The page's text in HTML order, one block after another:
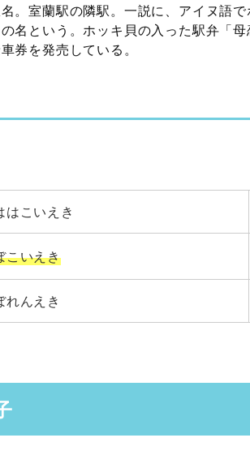
。室蘭駅の隣駅。一説に、アイヌ語
名という。ホッキ貝の入った駅弁「
券を発売している。
はこいえき
こいえき
れんえき